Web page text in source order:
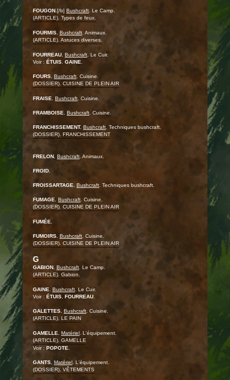
FOUGON. [/b] Bushcraft . Le Camp.
(ARTICLE). Types de feux.
FOURMIS. Bushcraft . Animaux.
(ARTICLE). Astuces diverses.
FOURREAU. Bushcraft . Le Cuir.
Voir : ÉTUIS GAINE
FOURS. Bushcraft . Cuisine.
(DOSSIER). CUISINE DE PLEIN AIR
FRAISE. Bushcraft . Cuisine.
FRAMBOISE. Bushcraft . Cuisine.
FRANCHISSEMENT. Bushcraft . Techniques bushcraft.
(DOSSIER). FRANCHISSEMENT
FRELON. Bushcraft . Animaux.
FROID.
FROISSARTAGE. Bushcraft . Techniques bushcraft.
FUMAGE. Bushcraft . Cuisine.
(DOSSIER). CUISINE DE PLEIN AIR
FUMÉE.
FUMOIRS. Bushcraft . Cuisine.
(DOSSIER). CUISINE DE PLEIN AIR
G
GABION. Bushcraft . Le Camp.
(ARTICLE). Gabion.
GAINE Bushcraft . Le Cuir.
Voir : ÉTUIS FOURREAU
GALETTES. Bushcraft . Cuisine.
(ARTICLE). LE PAIN
GAMELLE. Matériel . L'équipement.
(ARTICLE). GAMELLE
Voir : POPOTE.
GANTS. Matériel . L'équipement.
(DOSSIER). VÊTEMENTS